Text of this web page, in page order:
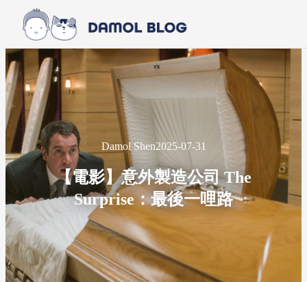
Skip to main content
Damol Shen2025-07-31
【電影】意外製造公司 The
Surprise：最後一哩路